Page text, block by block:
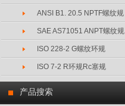
产品搜索
ANSI B1. 20.5 NPTF螺纹规
SAE AS71051 ANPT螺纹规
ISO 228-2 G螺纹环规
ISO 7-2 R环规Rc塞规